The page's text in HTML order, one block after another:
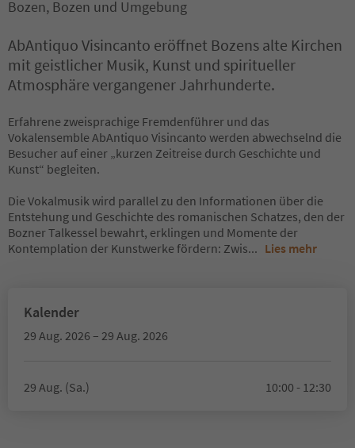
Bozen, Bozen und Umgebung
AbAntiquo Visincanto eröffnet Bozens alte Kirchen
mit geistlicher Musik, Kunst und spiritueller
Atmosphäre vergangener Jahrhunderte.
Erfahrene zweisprachige Fremdenführer und das
Vokalensemble AbAntiquo Visincanto werden abwechselnd die
Besucher auf einer „kurzen Zeitreise durch Geschichte und
Kunst“ begleiten.
Die Vokalmusik wird parallel zu den Informationen über die
Entstehung und Geschichte des romanischen Schatzes, den der
Bozner Talkessel bewahrt, erklingen und Momente der
Kontemplation der Kunstwerke fördern: Zwis... Lies mehr
Kalender
29 Aug. 2026 – 29 Aug. 2026
29 Aug. (Sa.) 10:00 - 12:30